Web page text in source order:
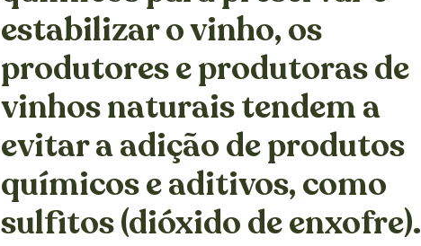
estabilizar o vinho, os
produtores e produtoras de
vinhos naturais tendem a
evitar a adição de produtos
químicos e aditivos, como
sulfitos (dióxido de enxofre).